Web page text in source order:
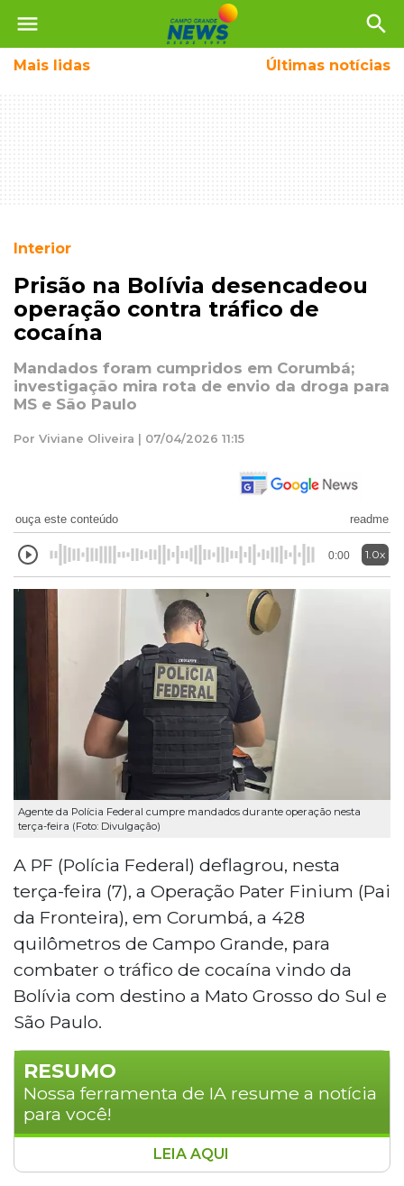
menu search
Mais lidas Últimas notícias
Interior
Prisão na Bolívia desencadeou
operação contra tráfico de
cocaína
Mandados foram cumpridos em Corumbá;
investigação mira rota de envio da droga para
MS e São Paulo
Por Viviane Oliveira | 07/04/2026 11:15
ouça este conteúdo readme
0:00 1.0x
Agente da Polícia Federal cumpre mandados durante operação nesta
terça-feira (Foto: Divulgação)
A PF (Polícia Federal) deflagrou, nesta
terça-feira (7), a Operação Pater Finium (Pai
da Fronteira), em Corumbá, a 428
quilômetros de Campo Grande, para
combater o tráfico de cocaína vindo da
Bolívia com destino a Mato Grosso do Sul e
São Paulo.
RESUMO
Nossa ferramenta de IA resume a notícia
para você!
A Polícia Federal deflagrou nesta terça-feira
LEIA AQUI